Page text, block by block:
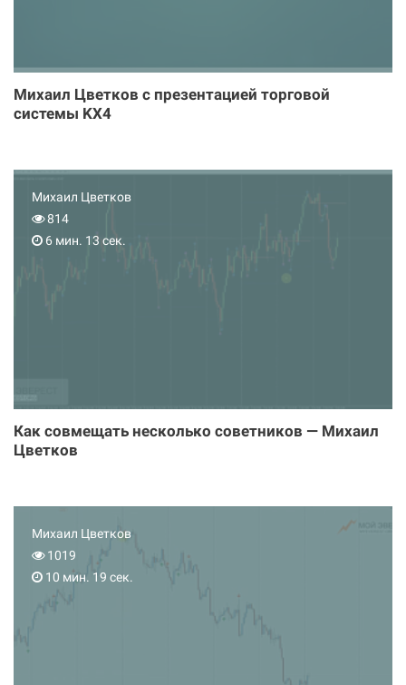
Михаил Цветков с презентацией торговой
системы KX4
Михаил Цветков
814
6 мин. 13 сек.
Как совмещать несколько советников — Михаил
Цветков
Михаил Цветков
1019
10 мин. 19 сек.